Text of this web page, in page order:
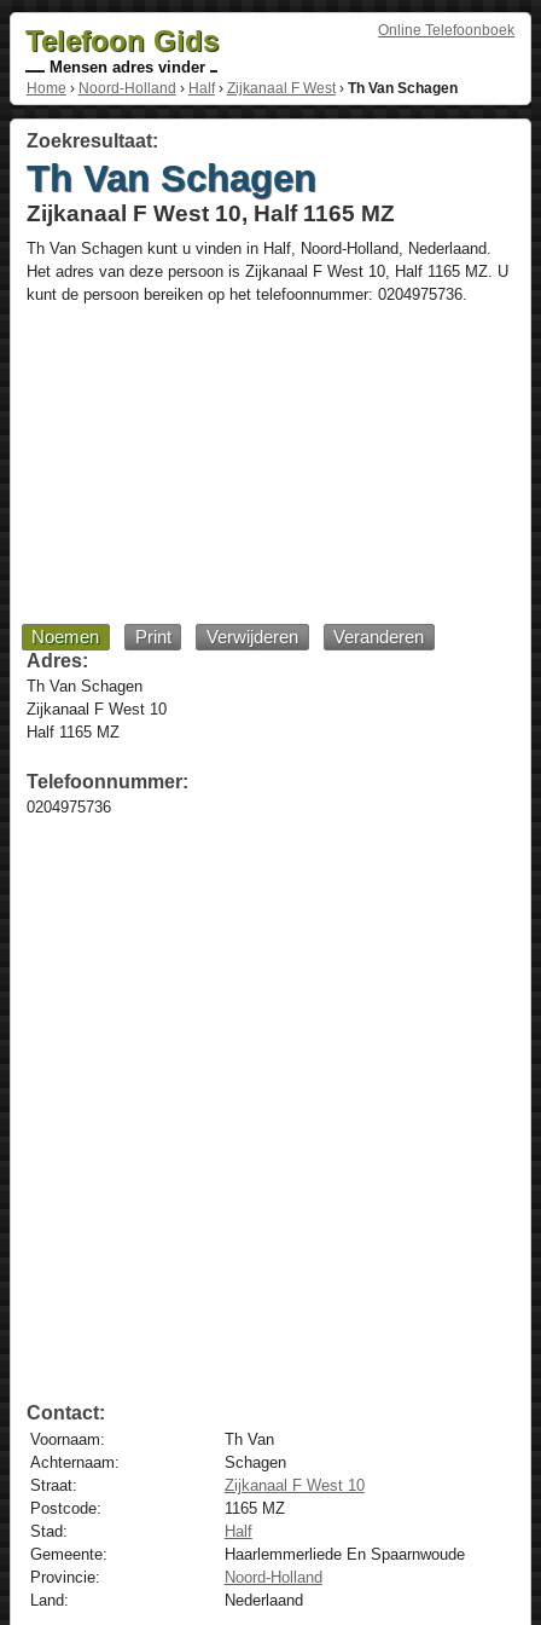
Online Telefoonboek
Telefoon Gids
Mensen adres vinder
Home › Noord-Holland › Half› Zijkanaal F West› Th Van Schagen
Zoekresultaat:
Th Van Schagen
Zijkanaal F West 10, Half 1165 MZ
Th Van Schagenkunt u vinden in Half, Noord-Holland, Nederlaand.
Het adres van deze persoon is Zijkanaal F West 10, Half 1165 MZ. U
kunt de persoon bereiken op het telefoonnummer: 0204975736.
Noemen Print Verwijderen
Veranderen
Adres:
Th Van Schagen
Zijkanaal F West 10
Half 1165 MZ
Telefoonnummer:
0204975736
Contact:
Voornaam:
Th Van
Achternaam:
Schagen
Straat:
Zijkanaal F West 10
Postcode:
1165 MZ
Stad:
Half
Gemeente:
Haarlemmerliede En Spaarnwoude
Provincie:
Noord-Holland
Land:
Nederlaand